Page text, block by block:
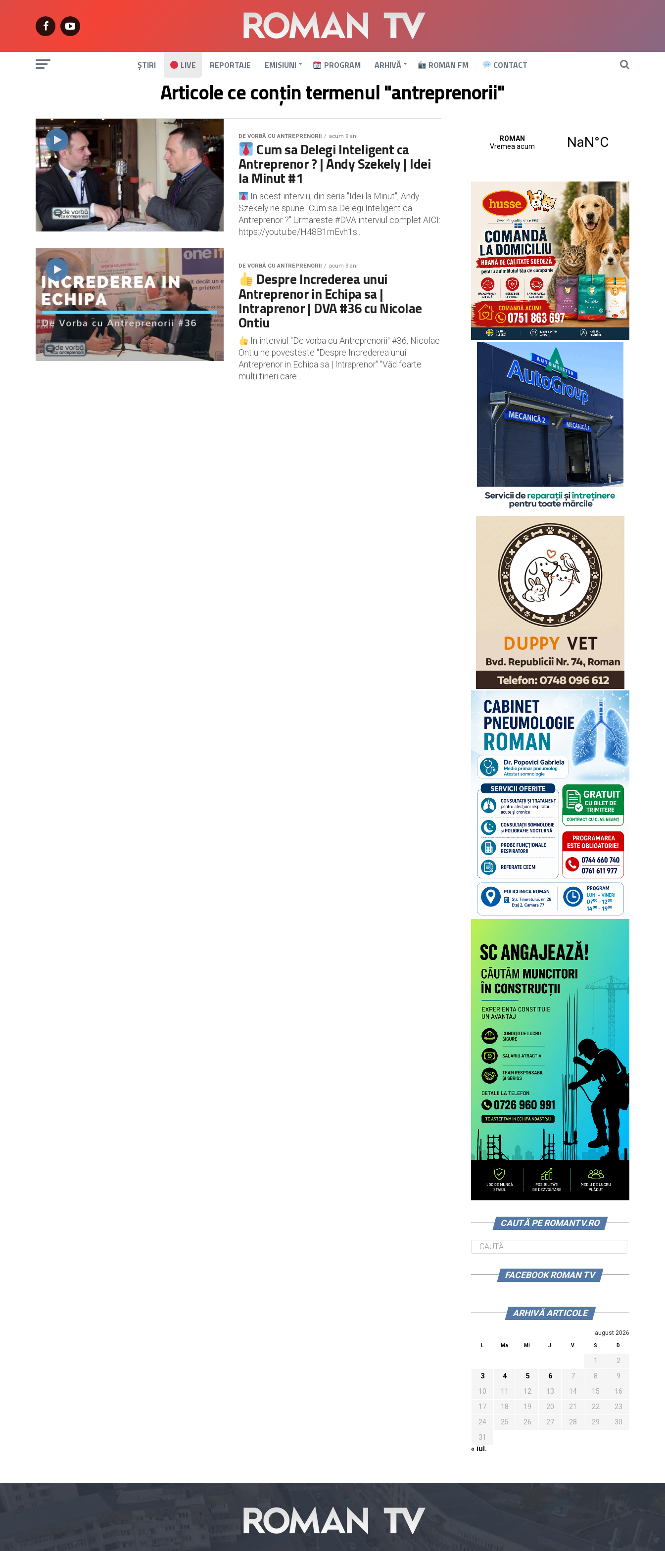
ȘTIRI LIVE REPORTAJE EMISIUNI PROGRAM ARHIVĂ ROMAN FM CONTACT
Articole ce conțin termenul "antreprenorii"
DE VORBĂ CU ANTREPRENORII acum 9 ani
Cum sa Delegi Inteligent ca
Antreprenor ? | Andy Szekely | Idei
la Minut #1
In acest interviu, din seria "Idei la Minut", Andy
Szekely ne spune "Cum sa Delegi Inteligent ca
Antreprenor ?" Urmareste #DVA interviul complet AICI:
https://youtu.be/H48B1mEvh1s...
DE VORBĂ CU ANTREPRENORII acum 9 ani
Despre Increderea unui
Antreprenor in Echipa sa |
Intraprenor | DVA #36 cu Nicolae
Ontiu
In interviul "De vorba cu Antreprenorii" #36, Nicolae
Ontiu ne povesteste "Despre Increderea unui
Antreprenor in Echipa sa | Intraprenor" "Văd foarte
mulți tineri care...
CAUTĂ PE ROMANTV.RO
FACEBOOK ROMAN TV
ARHIVĂ ARTICOLE
august 2026
L Ma Mi J V S D
1
2
3
4 5 6 7 8
9
10
11 12 13 14 15
16
17
18 19 20 21 22
23
24
25 26 27 28 29
30
31
« iul.